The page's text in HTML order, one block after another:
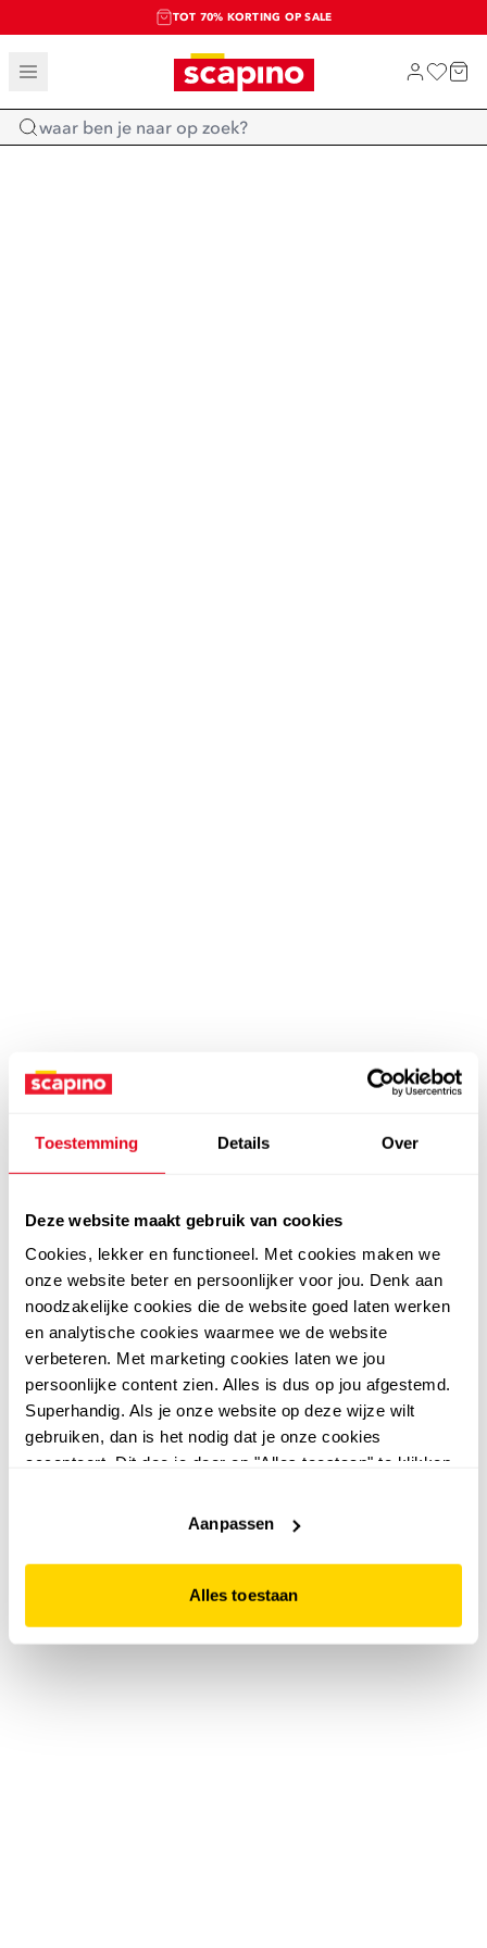
Toestemming Details Over
Deze website maakt gebruik van cookies
Cookies, lekker en functioneel. Met cookies maken we
onze website beter en persoonlijker voor jou. Denk aan
noodzakelijke cookies die de website goed laten werken
en analytische cookies waarmee we de website
verbeteren. Met marketing cookies laten we jou
persoonlijke content zien. Alles is dus op jou afgestemd.
Superhandig. Als je onze website op deze wijze wilt
gebruiken, dan is het nodig dat je onze cookies
accepteert. Dit doe je door op "Alles toestaan" te klikken.
website niet optimaal functioneert.
Aanpassen
Alles toestaan
TOT 70% KORTING OP SALE
SALE: LAATSTE KANS!
SHOP NIEUW
Home